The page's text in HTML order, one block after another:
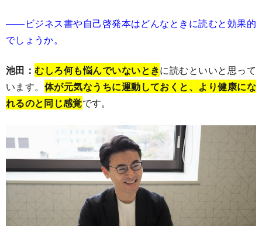
――ビジネス書や自己啓発本はどんなときに読むと効果的
でしょうか。
池田：むしろ何も悩んでいないときに読むといいと思って
います。 体が元気なうちに運動しておくと、より健康にな
れるのと同じ感覚です。